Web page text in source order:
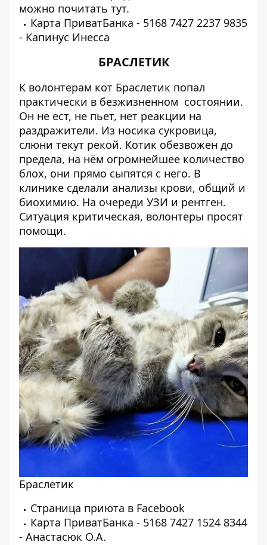
можно почитать тут.
Карта ПриватБанка - 5168 7427 2237 9835
- Капинус Инесса
БРАСЛЕТИК
К волонтерам кот Браслетик попал
практически в безжизненном состоянии.
Он не ест, не пьет, нет реакции на
раздражители. Из носика сукровица,
слюни текут рекой. Котик обезвожен до
предела, на нём огромнейшее количество
блох, они прямо сыпятся с него. В
клинике сделали анализы крови, общий и
биохимию. На очереди УЗИ и рентген.
Ситуация критическая, волонтеры просят
помощи.
Браслетик
Страница приюта в Facebook
Карта ПриватБанка - 5168 7427 1524 8344
- Анастасюк О.А.